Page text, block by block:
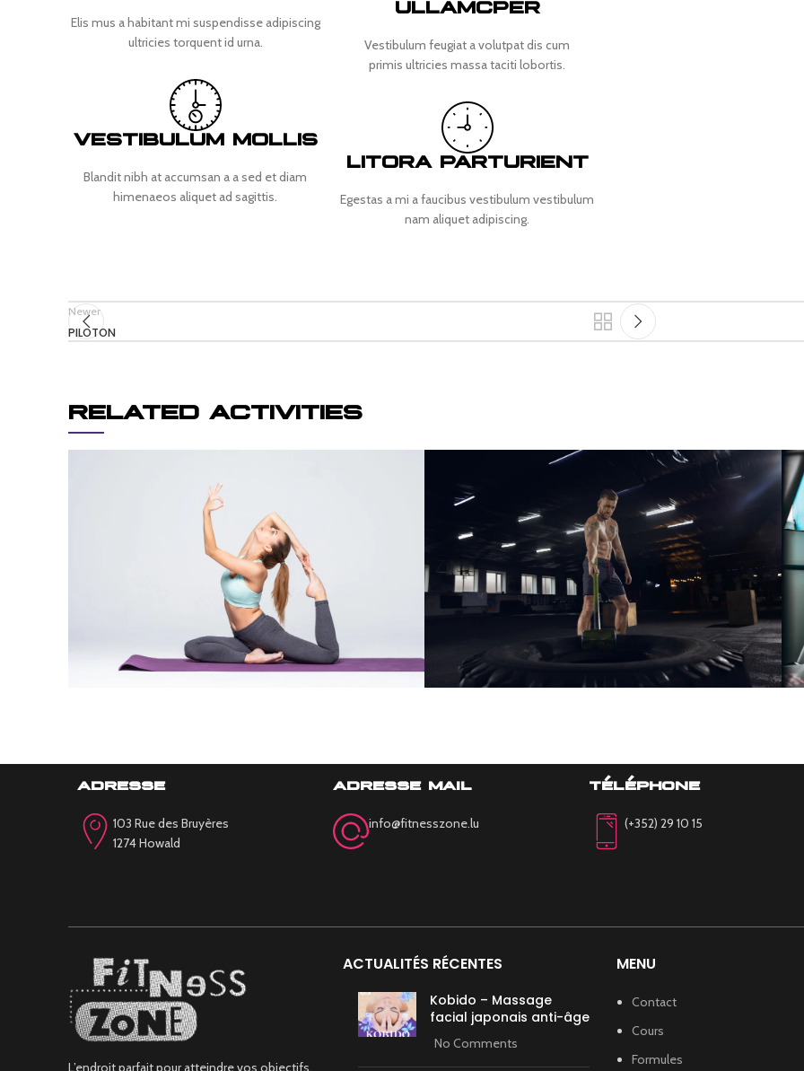
Elis mus a habitant mi suspendisse adipiscing
ultricies torquent id urna.
VESTIBULUM MOLLIS
Blandit nibh at accumsan a a sed et diam
himenaeos aliquet ad sagittis.
ULLAMCPER
Vestibulum feugiat a volutpat dis cum
primis ultricies massa taciti lobortis.
LITORA PARTURIENT
Egestas a mi a faucibus vestibulum vestibulum
nam aliquet adipiscing.
Newer
PILOTON
RELATED ACTIVITIES
adresse
103 Rue des Bruyères
1274 Howald
adresse mail
info@fitnesszone.lu
téléphone
(+352) 29 10 15
L’endroit parfait pour atteindre vos objectifs.
ACTUALITÉS RÉCENTES
Kobido – Massage
facial japonais anti-âge
No Comments
MENU
Contact
Cours
Formules